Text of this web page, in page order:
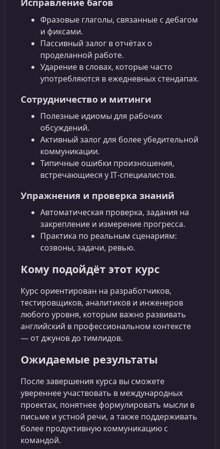
Фразовые глаголы, связанные с дебагом
и фикcами.
Пассивный залог в отчётах о
проделанной работе.
Ударение в словах, которые часто
употребляются в ежедневных стендапах.
Сотрудничество и митинги
Полезные идиомы для рабочих
обсуждений.
Активный залог для более убедительной
коммуникации.
Типичные ошибки произношения,
встречающиеся у IT‑специалистов.
Упражнения и проверка знаний
Автоматическая проверка, задания на
закрепление и измерение прогресса.
Практика по реальным сценариям:
созвоны, задачи, ревью.
Кому подойдёт этот курс
Курс ориентирован на разработчиков,
тестировщиков, аналитиков и инженеров
любого уровня, которым важно развивать
английский в профессиональном контексте
— от джунов до тимлидов.
Ожидаемые результаты
После завершения курса вы сможете
увереннее участвовать в международных
проектах, понятнее формулировать мысли в
письме и устной речи, а также поддерживать
более продуктивную коммуникацию с
командой.